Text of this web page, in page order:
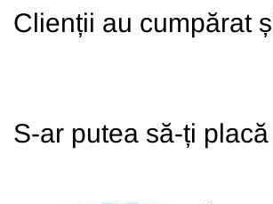
Clienții au cumpărat
S-ar putea să-ți placă